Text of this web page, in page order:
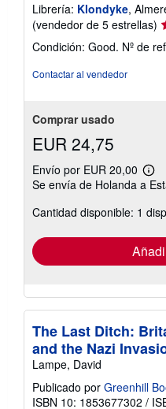
Librería: Klondyke,
(vendedor de 5 estrellas)
del
Condición: Good. Nº de
Contactar al vendedor
Comprar usado
EUR 24,75
Envío por EUR 20,00
Más
las
Se envía de Holanda a
Cantidad disponible: 1
The Last Ditch:
and the Nazi
Lampe, David
Publicado por Greenhill
ISBN 10: 1853677302 /